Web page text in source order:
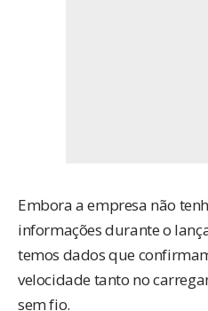
Embora a empresa não
informações durante o
temos dados que
velocidade tanto no
sem fio.